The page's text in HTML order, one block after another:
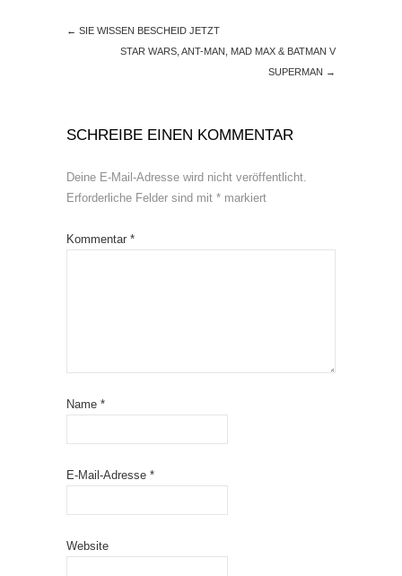
← SIE WISSEN BESCHEID JETZT
STAR WARS, ANT-MAN, MAD MAX & BATMAN V
SUPERMAN →
SCHREIBE EINEN KOMMENTAR
Deine E-Mail-Adresse wird nicht veröffentlicht.
Erforderliche Felder sind mit * markiert
Kommentar *
Name *
E-Mail-Adresse *
Website